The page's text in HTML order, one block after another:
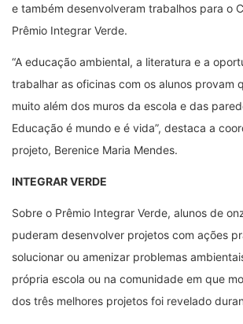
e também desenvolveram trabalhos para o
Prêmio Integrar Verde.
“A educação ambiental, a literatura e a
trabalhar as oficinas com os alunos provam
muito além dos muros da escola e das
Educação é mundo e é vida”, destaca a
projeto, Berenice Maria Mendes.
INTEGRAR VERDE
Sobre o Prêmio Integrar Verde, alunos de
puderam desenvolver projetos com ações
solucionar ou amenizar problemas
própria escola ou na comunidade em que
dos três melhores projetos foi revelado